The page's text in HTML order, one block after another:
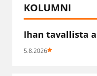
KOLUMNI
Ihan tavallista
5.8.2026